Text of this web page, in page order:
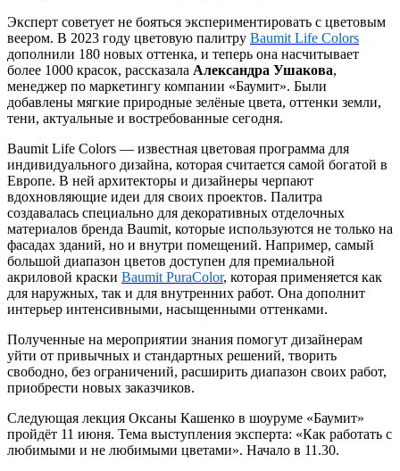
Эксперт советует не бояться экспериментировать с цветовым
веером. В 2023 году цветовую палитру Baumit Life Colors
дополнили 180 новых оттенка, и теперь она насчитывает
более 1000 красок, рассказала Александра Ушакова,
менеджер по маркетингу компании «Баумит». Были
добавлены мягкие природные зелёные цвета, оттенки земли,
тени, актуальные и востребованные сегодня.
Baumit Life Colors — известная цветовая программа для
индивидуального дизайна, которая считается самой богатой в
Европе. В ней архитекторы и дизайнеры черпают
вдохновляющие идеи для своих проектов. Палитра
создавалась специально для декоративных отделочных
материалов бренда Baumit, которые используются не только на
фасадах зданий, но и внутри помещений. Например, самый
большой диапазон цветов доступен для премиальной
акриловой краски Baumit PuraColor, которая применяется как
для наружных, так и для внутренних работ. Она дополнит
интерьер интенсивными, насыщенными оттенками.
Полученные на мероприятии знания помогут дизайнерам
уйти от привычных и стандартных решений, творить
свободно, без ограничений, расширить диапазон своих работ,
приобрести новых заказчиков.
Следующая лекция Оксаны Кашенко в шоуруме «Баумит»
пройдёт 11 июня. Тема выступления эксперта: «Как работать с
любимыми и не любимыми цветами». Начало в 11.30.